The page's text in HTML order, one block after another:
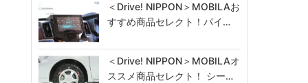
＜Drive! NIPPON＞MOBILAお
すすめ商品セレクト！パイ…
＜Drive! NIPPON＞MOBILAオ
ススメ商品セレクト！ シー…